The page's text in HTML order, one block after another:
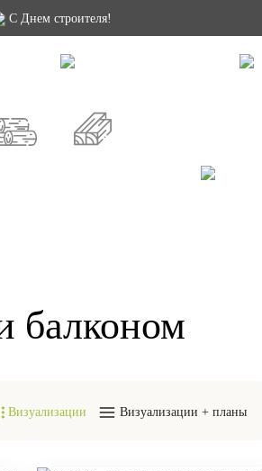
С Днем строителя!
балконом
Визуализации Визуализации + планы